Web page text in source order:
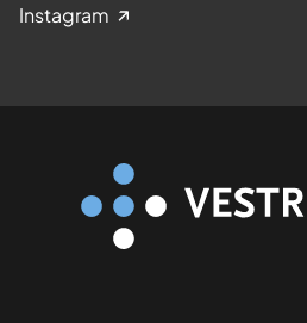
Instagram